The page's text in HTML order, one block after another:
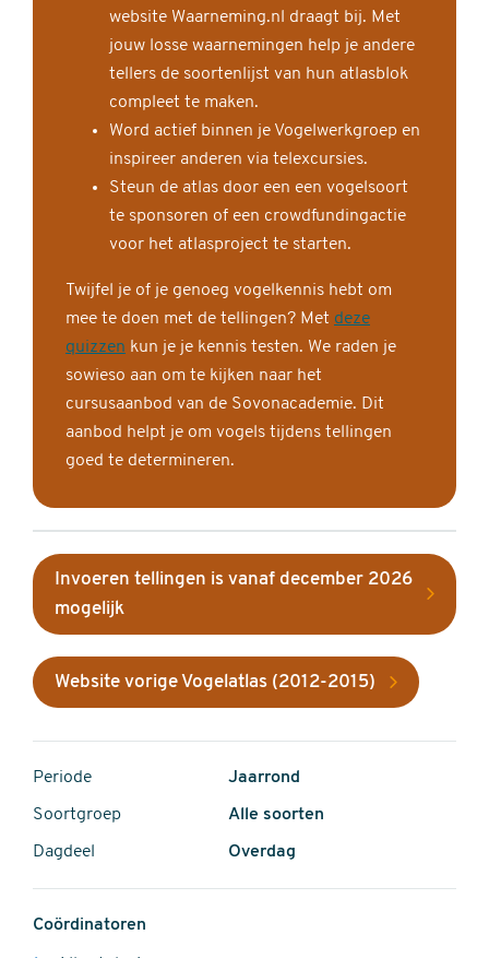
website Waarneming.nl draagt bij. Met
jouw losse waarnemingen help je andere
tellers de soortenlijst van hun atlasblok
compleet te maken.
Word actief binnen je Vogelwerkgroep en
inspireer anderen via telexcursies.
Steun de atlas door een een vogelsoort
te sponsoren of een crowdfundingactie
voor het atlasproject te starten.
Twijfel je of je genoeg vogelkennis hebt om
mee te doen met de tellingen? Met deze
quizzen kun je je kennis testen. We raden je
sowieso aan om te kijken naar het
cursusaanbod van de Sovonacademie. Dit
aanbod helpt je om vogels tijdens tellingen
goed te determineren.
Invoeren tellingen is vanaf december 2026
mogelijk
Website vorige Vogelatlas (2012-2015)
Periode Jaarrond
Soortgroep Alle soorten
Dagdeel Overdag
Coördinatoren